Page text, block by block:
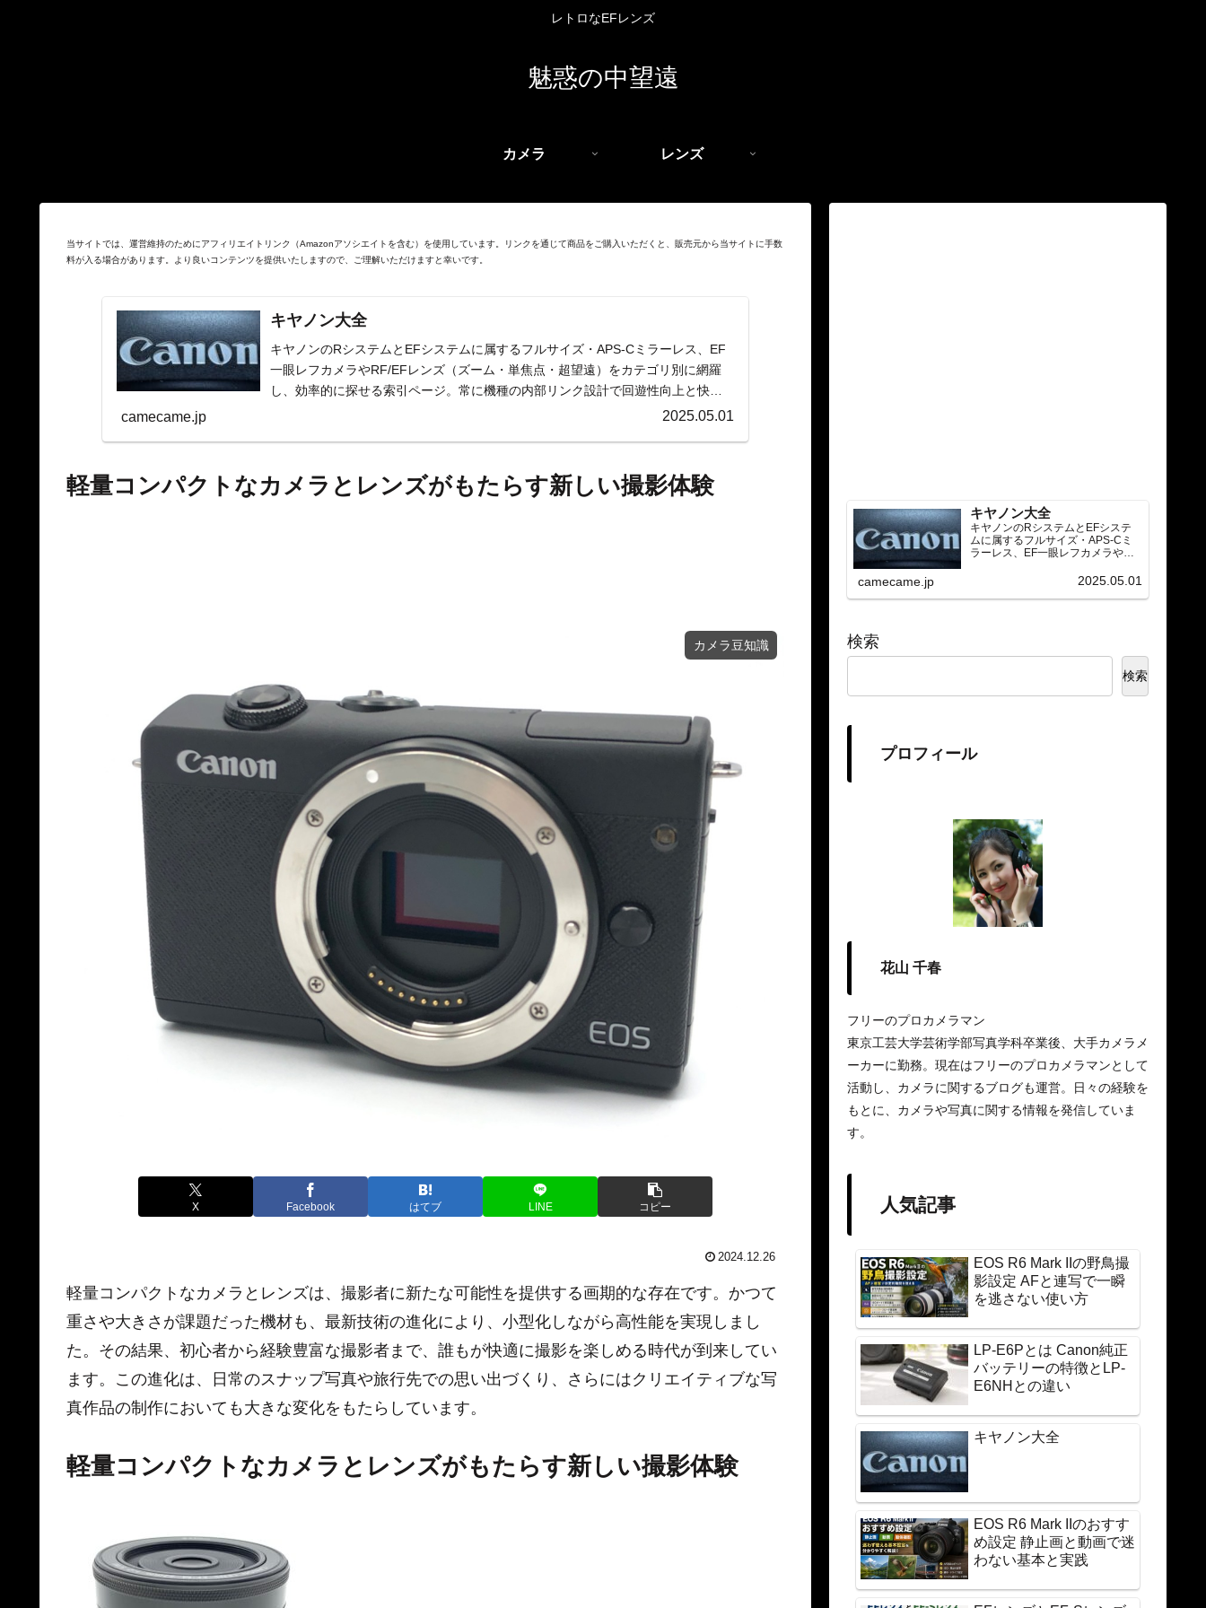
レトロなEFレンズ
魅惑の中望遠
カメラ レンズ
当サイトでは、運営維持のためにアフィリエイトリンク（Amazonアソシエイトを含む）を使用しています。リンクを通じて商品をご購入いただくと、販売元から当サイトに手数
料が入る場合があります。より良いコンテンツを提供いたしますので、ご理解いただけますと幸いです。
キヤノン大全
キヤノンのRシステムとEFシステムに属するフルサイズ・APS-Cミラーレス、EF
一眼レフカメラやRF/EFレンズ（ズーム・単焦点・超望遠）をカテゴリ別に網羅
し、効率的に探せる索引ページ。常に機種の内部リンク設計で回遊性向上と快適
camecame.jp 2025.05.01
軽量コンパクトなカメラとレンズがもたらす新しい撮影体験
カメラ豆知識
X Facebook はてブ LINE コピー
2024.12.26
軽量コンパクトなカメラとレンズは、撮影者に新たな可能性を提供する画期的な存在です。かつて
重さや大きさが課題だった機材も、最新技術の進化により、小型化しながら高性能を実現しまし
た。その結果、初心者から経験豊富な撮影者まで、誰もが快適に撮影を楽しめる時代が到来してい
ます。この進化は、日常のスナップ写真や旅行先での思い出づくり、さらにはクリエイティブな写
真作品の制作においても大きな変化をもたらしています。
軽量コンパクトなカメラとレンズがもたらす新しい撮影体験
キヤノン大全
キヤノンのRシステムとEFシステ
ムに属するフルサイズ・APS-Cミ
ラーレス、EF一眼レフカメラや
望遠）をカテゴリ別に網羅し、効
種の内部リンク設計で回遊性向上
camecame.jp 2025.05.01
検索
検索
プロフィール
花山 千春
フリーのプロカメラマン
東京工芸大学芸術学部写真学科卒業後、大手カメラメ
ーカーに勤務。現在はフリーのプロカメラマンとして
活動し、カメラに関するブログも運営。日々の経験を
もとに、カメラや写真に関する情報を発信していま
す。
人気記事
EOS R6 Mark IIの野鳥撮
影設定 AFと連写で一瞬
を逃さない使い方
LP-E6Pとは Canon純正
バッテリーの特徴とLP-
E6NHとの違い
キヤノン大全
EOS R6 Mark IIのおすす
め設定 静止画と動画で迷
わない基本と実践